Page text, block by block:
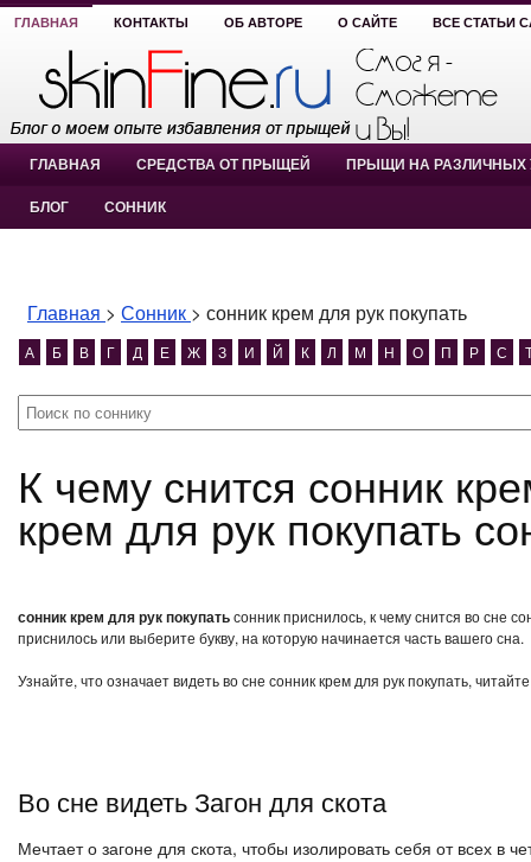
ГЛАВНАЯ КОНТАКТЫ ОБ АВТОРЕ О САЙТЕ ВСЕ СТАТЬИ
ГЛАВНАЯ СРЕДСТВА ОТ ПРЫЩЕЙ ПРЫЩИ НА РАЗЛИЧНЫХ
БЛОГ СОННИК
Главная > Сонник > сонник крем для рук покупать
А Б В Г Д Е Ж З И Й К Л М Н О П Р С
К чему снится сонник крем для рук покупать? сонник
крем для рук покупать
сонник крем для рук покупатьсонник приснилось, к чему снится во сне
приснилось или выберите букву, на которую начинается часть вашего сна.
Узнайте, что означает видеть во сне сонник крем для рук покупать,
Во сне видеть Загон для скота
Мечтает о загоне для скота, чтобы изолировать себя от всех в